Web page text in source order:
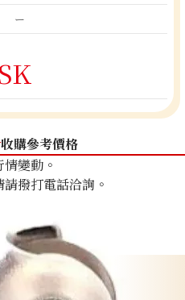
ー
收購參考價格
變動。
撥打電話洽詢。